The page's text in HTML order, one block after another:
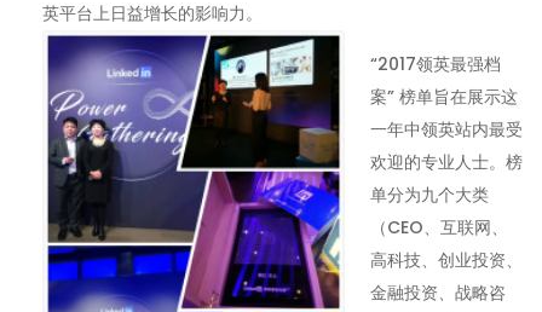
英平台上日益增长的影响力。
“2017领英最强档
案” 榜单旨在展示这
一年中领英站内最受
欢迎的专业人士。榜
单分为九个大类
（CEO、互联网、
高科技、创业投资、
金融投资、战略咨